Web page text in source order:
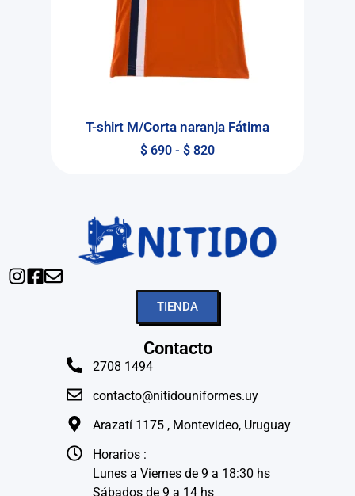
T-shirt M/Corta naranja Fátima
$ 690 - $ 820
TIENDA
Contacto
2708 1494
contacto@nitidouniformes.uy
Arazatí 1175 , Montevideo, Uruguay
Horarios :
Lunes a Viernes de 9 a 18:30 hs
Sábados de 9 a 14 hs